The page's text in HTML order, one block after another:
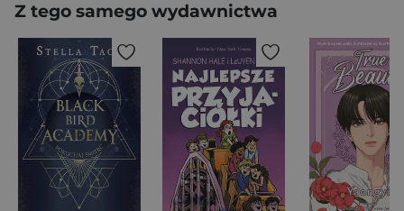
Z tego samego wydawnictwa